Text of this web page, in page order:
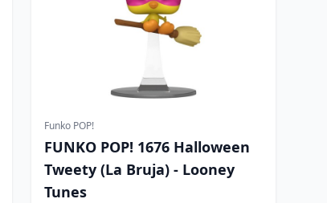
Funko POP!
FUNKO POP! 1676 Halloween
Tweety (La Bruja) - Looney
Tunes